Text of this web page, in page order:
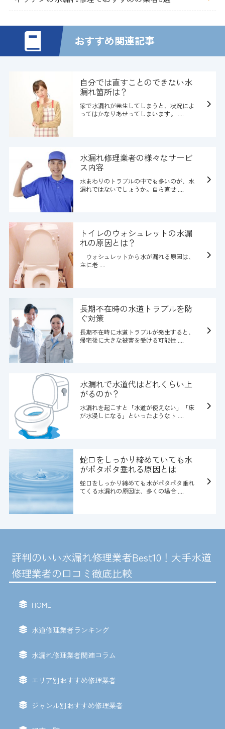
おすすめ関連記事
自分では直すことのできない水
漏れ箇所は？
家で水漏れが発生してしまうと、状況によ
ってはかなりあせってしまいます。 ....
水漏れ修理業者の様々なサービ
ス内容
水まわりのトラブルの中でも多いのが、水
漏れではないでしょうか。自ら直せ ....
トイレのウォシュレットの水漏
れの原因とは？
ウォシュレットから水が漏れる原因は、
主に老 ....
長期不在時の水道トラブルを防
ぐ対策
長期不在時に水道トラブルが発生すると、
帰宅後に大きな被害を受ける可能性 ....
水漏れで水道代はどれくらい上
がるのか？
水漏れを起こすと「水道が使えない」「床
が水浸しになる」といったようなト ....
蛇口をしっかり締めていても水
がポタポタ垂れる原因とは
蛇口をしっかり締めても水がポタポタ垂れ
てくる水漏れの原因は、多くの場合 ....
評判のいい水漏れ修理業者Best10！大手水道
修理業者の口コミ徹底比較
HOME
水道修理業者ランキング
水漏れ修理業者関連コラム
エリア別おすすめ修理業者
ジャンル別おすすめ修理業者